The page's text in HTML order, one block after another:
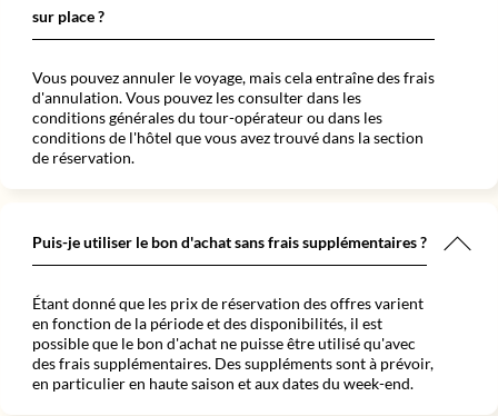
sur place ?
Vous pouvez annuler le voyage, mais cela entraîne des frais
d'annulation. Vous pouvez les consulter dans les
conditions générales du tour-opérateur ou dans les
conditions de l'hôtel que vous avez trouvé dans la section
de réservation.
Puis-je utiliser le bon d'achat sans frais supplémentaires ?
Étant donné que les prix de réservation des offres varient
en fonction de la période et des disponibilités, il est
possible que le bon d'achat ne puisse être utilisé qu'avec
des frais supplémentaires. Des suppléments sont à prévoir,
en particulier en haute saison et aux dates du week-end.